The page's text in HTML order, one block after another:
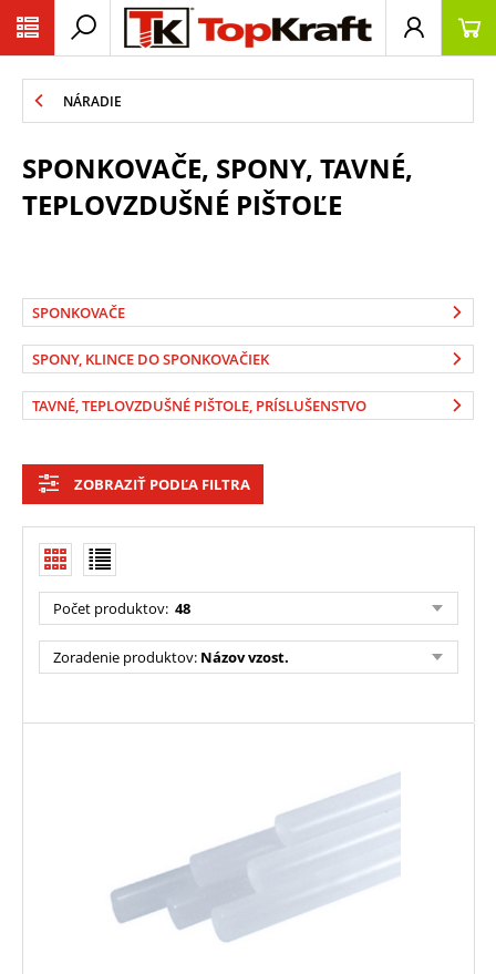
NÁRADIE
SPONKOVAČE, SPONY, TAVNÉ,
TEPLOVZDUŠNÉ PIŠTOĽE
SPONKOVAČE
SPONY, KLINCE DO SPONKOVAČIEK
TAVNÉ, TEPLOVZDUŠNÉ PIŠTOLE, PRÍSLUŠENSTVO
ZOBRAZIŤ PODĽA FILTRA
Počet produktov: 48
Zoradenie produktov: Názov vzost.